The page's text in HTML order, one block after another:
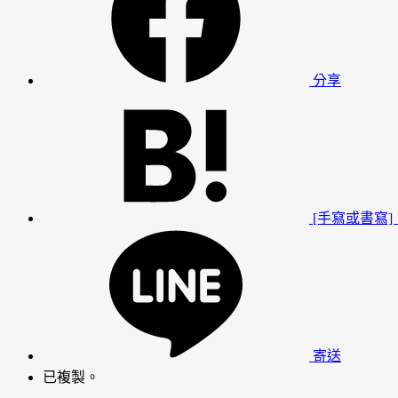
分享
[手寫或書寫]
寄送
已複製。